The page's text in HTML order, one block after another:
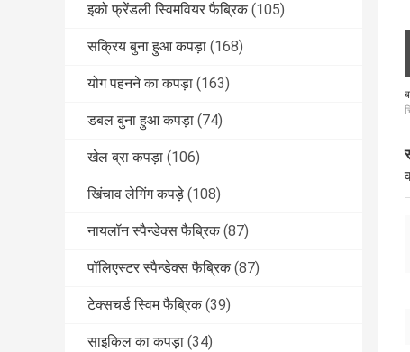
इको फ्रेंडली स्विमवियर फैब्रिक (105)
सक्रिय बुना हुआ कपड़ा (168)
योग पहनने का कपड़ा (163)
डबल बुना हुआ कपड़ा (74)
खेल ब्रा कपड़ा (106)
खिंचाव लेगिंग कपड़े (108)
नायलॉन स्पैन्डेक्स फैब्रिक (87)
पॉलिएस्टर स्पैन्डेक्स फैब्रिक (87)
टेक्सचर्ड स्विम फैब्रिक (39)
साइकिल का कपड़ा (34)